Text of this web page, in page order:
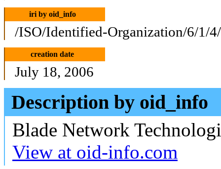
iri by oid_info
/ISO/Identified-Organization/6/1/
creation date
July 18, 2006
Description by oid_info
Blade Network
View at oid-info.com